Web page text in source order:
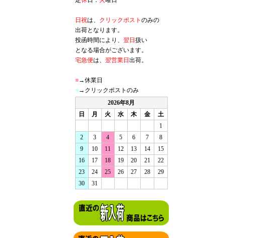
日祝は、 クリックポスト のみの
出荷となります。
投函時間により、 翌日 扱い
となる場合がございます。
宅急便は、 翌営業日 出荷。
■→休業日
■→クリックポストのみ
2026年8月
日
月 火 水 木 金
土
1
2
3 4 5 6 7
8
9
10 11 12 13 14
15
16
17 18 19 20 21
22
23
24 25 26 27 28
29
30
31